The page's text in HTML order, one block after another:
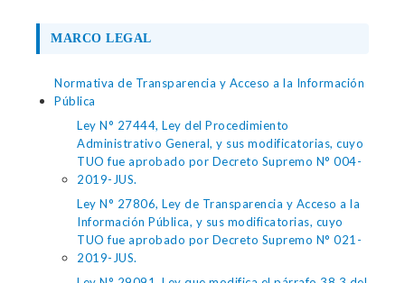
MARCO LEGAL
Normativa de Transparencia y Acceso a la Información
Pública
Ley N° 27444, Ley del Procedimiento
Administrativo General, y sus modificatorias, cuyo
TUO fue aprobado por Decreto Supremo N° 004-
2019-JUS.
Ley N° 27806, Ley de Transparencia y Acceso a la
Información Pública, y sus modificatorias, cuyo
TUO fue aprobado por Decreto Supremo N° 021-
2019-JUS.